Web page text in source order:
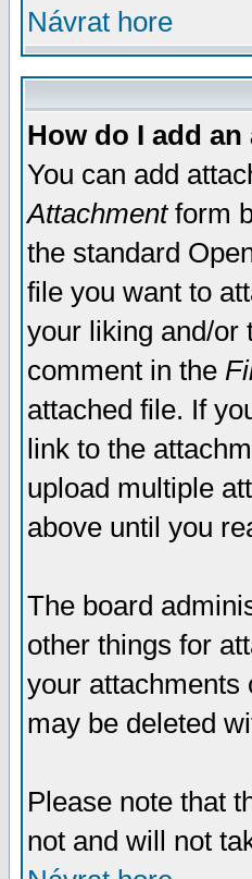
Návrat hore
How do I add
You can add
Attachmentform
the standard
file you want to
your liking and/or
comment in the
attached file. If
link to the
upload multiple
above until you
The board
other things for
your attachments
may be deleted
Please note that
not and will not